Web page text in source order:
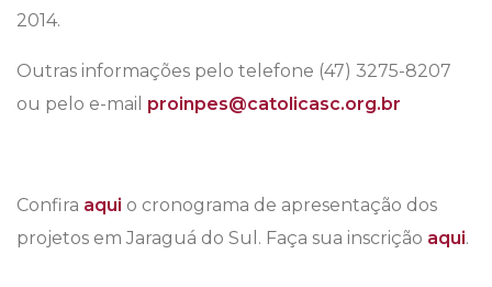
2014.
Outras informações pelo telefone (47) 3275-8207
ou pelo e-mail proinpes@catolicasc.org.br
Confira aqui o cronograma de apresentação dos
projetos em Jaraguá do Sul. Faça sua inscrição aqui.